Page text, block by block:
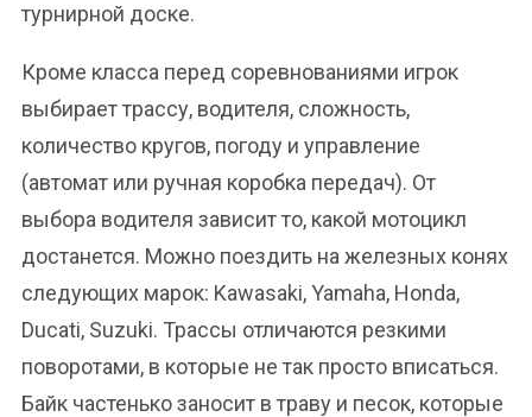
турнирной доске.
Кроме класса перед соревнованиями игрок
выбирает трассу, водителя, сложность,
количество кругов, погоду и управление
(автомат или ручная коробка передач). От
выбора водителя зависит то, какой мотоцикл
достанется. Можно поездить на железных конях
следующих марок: Kawasaki, Yamaha, Honda,
Ducati, Suzuki. Трассы отличаются резкими
поворотами, в которые не так просто вписаться.
Байк частенько заносит в траву и песок, которые